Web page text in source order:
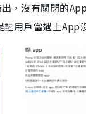
，沒有關閉的
醒用戶當遇上App